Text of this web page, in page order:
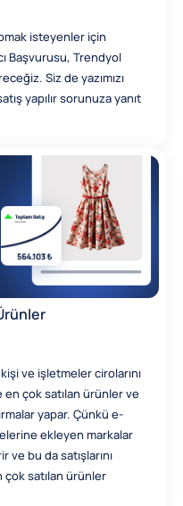
isteyenler için
Başvurusu, Trendyol
Siz de yazımızı
yapılır sorunuza yanıt
ve işletmeler cirolarını
çok satılan ürünler ve
yapar. Çünkü e-
ekleyen markalar
ve bu da satışlarını
çok satılan ürünler